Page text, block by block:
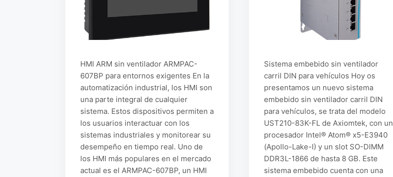
HMI ARM sin ventilador ARMPAC-
607BP para entornos exigentes En la
automatización industrial, los HMI son
una parte integral de cualquier
sistema. Estos dispositivos permiten a
los usuarios interactuar con los
sistemas industriales y monitorear su
desempeño en tiempo real. Uno de
los HMI más populares en el mercado
actual es el ARMPAC-607BP, un HMI
Sistema embebido sin ventilador
carril DIN para vehículos Hoy os
presentamos un nuevo sistema
embebido sin ventilador carril DIN
para vehículos, se trata del modelo
UST210-83K-FL de Axiomtek, con un
procesador Intel® Atom® x5-E3940
(Apollo-Lake-I) y un slot SO-DIMM
DDR3L-1866 de hasta 8 GB. Este
sistema embebido cuenta con una